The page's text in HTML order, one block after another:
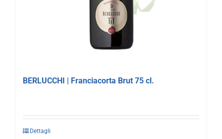
BERLUCCHI | Franciacorta Brut 75 cl.
Dettagli